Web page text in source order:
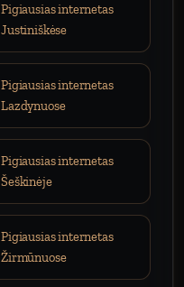
Pigiausias internetas
Justiniškėse
Pigiausias internetas
Lazdynuose
Pigiausias internetas
Šeškinėje
Pigiausias internetas
Žirmūnuose